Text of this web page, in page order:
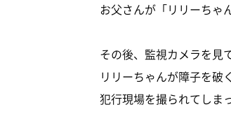
お父さんが「リリーちゃ
その後、監視カメラを
リリーちゃんが障子を破
犯行現場を撮られてしま